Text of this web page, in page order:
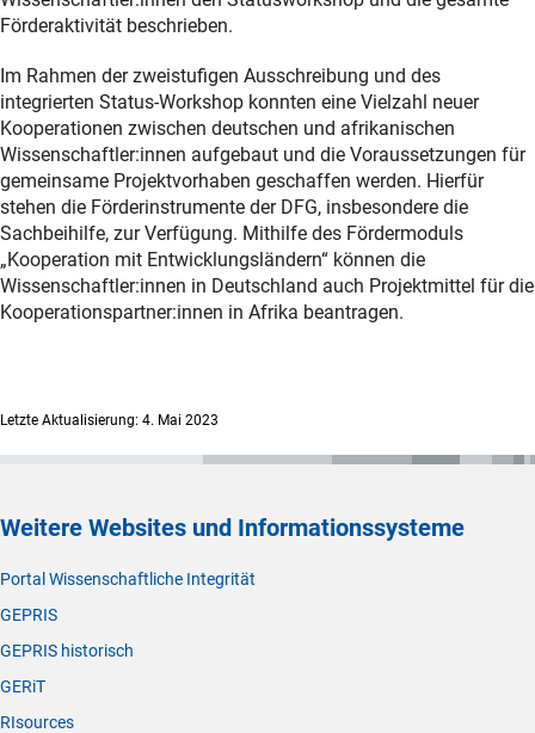
Förderaktivität beschrieben.
Im Rahmen der zweistufigen Ausschreibung und des
integrierten Status-Workshop konnten eine Vielzahl neuer
Kooperationen zwischen deutschen und afrikanischen
Wissenschaftler:innen aufgebaut und die Voraussetzungen für
gemeinsame Projektvorhaben geschaffen werden. Hierfür
stehen die Förderinstrumente der DFG, insbesondere die
Sachbeihilfe, zur Verfügung. Mithilfe des Fördermoduls
„Kooperation mit Entwicklungsländern“ können die
Wissenschaftler:innen in Deutschland auch Projektmittel für die
Kooperationspartner:innen in Afrika beantragen.
Letzte Aktualisierung: 4. Mai 2023
Weitere Websites und Informationssysteme
Portal Wissenschaftliche Integrität
GEPRIS
GEPRIS historisch
GERiT
RIsources